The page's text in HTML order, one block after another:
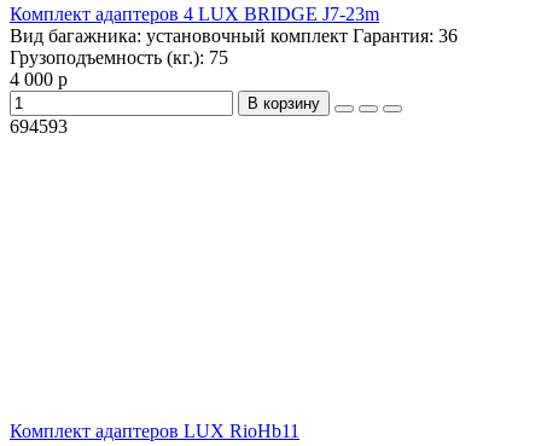
Комплект адаптеров 4 LUX BRIDGE J7-23m
Вид багажника: установочный комплект Гарантия: 36
Грузоподъемность (кг.): 75
4 000 р
В корзину
694593
Комплект адаптеров LUX RioHb11